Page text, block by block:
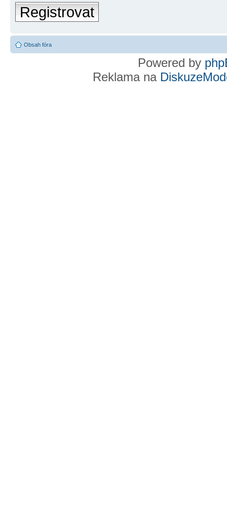
Registrovat
Obsah fóra
Powered by
Reklama na